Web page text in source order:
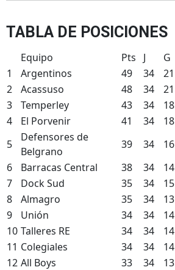
TABLA DE POSICIONES
Equipo Pts J G
1
Argentinos 49 34 21
2
Acassuso 48 34 21
3
Temperley 43 34 18
4
El Porvenir 41 34 18
5
Defensores de
Belgrano
39 34 16
6
Barracas Central 38 34 14
7
Dock Sud 35 34 15
8
Almagro 35 34 13
9
Unión 34 34 14
10 Talleres RE 34 34 14
11 Colegiales 34 34 14
12 All Boys 33 34 13